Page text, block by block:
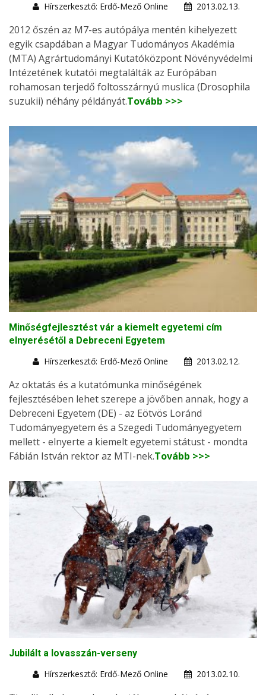
Hírszerkesztő: Erdő-Mező Online
2013.02.13.
2012 őszén az M7-es autópálya mentén kihelyezett
egyik csapdában a Magyar Tudományos Akadémia
(MTA) Agrártudományi Kutatóközpont Növényvédelmi
Intézetének kutatói megtalálták az Európában
rohamosan terjedő foltosszárnyú muslica (Drosophila
suzukii) néhány példányát.Tovább >>>
Minőségfejlesztést vár a kiemelt egyetemi cím
elnyerésétől a Debreceni Egyetem
Hírszerkesztő: Erdő-Mező Online
2013.02.12.
Az oktatás és a kutatómunka minőségének
fejlesztésében lehet szerepe a jövőben annak, hogy a
Debreceni Egyetem (DE) - az Eötvös Loránd
Tudományegyetem és a Szegedi Tudományegyetem
mellett - elnyerte a kiemelt egyetemi státust - mondta
Fábián István rektor az MTI-nek.Tovább >>>
Jubilált a lovasszán-verseny
Hírszerkesztő: Erdő-Mező Online
2013.02.10.